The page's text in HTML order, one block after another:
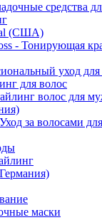
средства
(США)
- Тонирующая
уход для
для волос
волос для
за волосами
маски